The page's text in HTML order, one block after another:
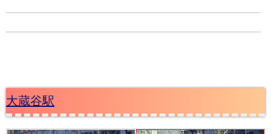
大蔵谷駅